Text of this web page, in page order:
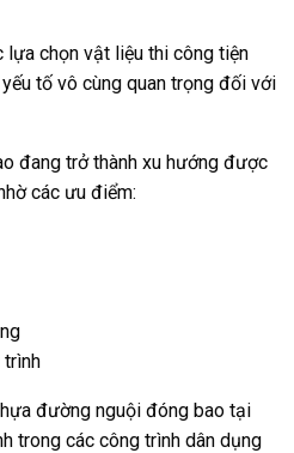
lựa chọn vật liệu thi công tiện
tố vô cùng quan trọng đối với
đang trở thành xu hướng được
các ưu điểm:
trình
đường nguội đóng bao tại
trong các công trình dân dụng